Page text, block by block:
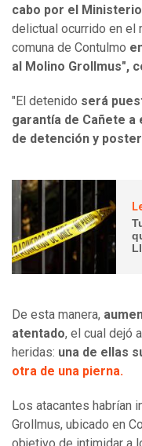
cabo por el
delictual ocurrido en el
comuna de Contulmo
al Molino Grollmus",
"El detenido será
garantía de Cañete a
de detención y
De esta manera,
atentado, el cual dejó
heridas: una de ellas
otra de una pierna.
Los atacantes habrían
Grollmus, ubicado en